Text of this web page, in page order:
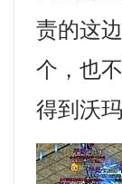
责的这
个，也
得到沃